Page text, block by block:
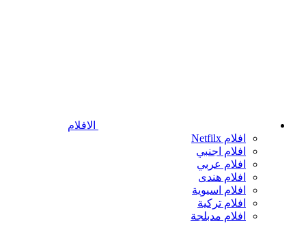
الافلام
افلام Netfilx
افلام اجنبي
افلام عربي
افلام هندى
افلام اسيوية
افلام تركية
افلام مدبلجة